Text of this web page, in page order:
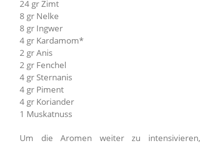
24 gr Zimt
8 gr Nelke
8 gr Ingwer
4 gr Kardamom*
2 gr Anis
2 gr Fenchel
4 gr Sternanis
4 gr Piment
4 gr Koriander
1 Muskatnuss
Um die Aromen weiter zu intensivieren,